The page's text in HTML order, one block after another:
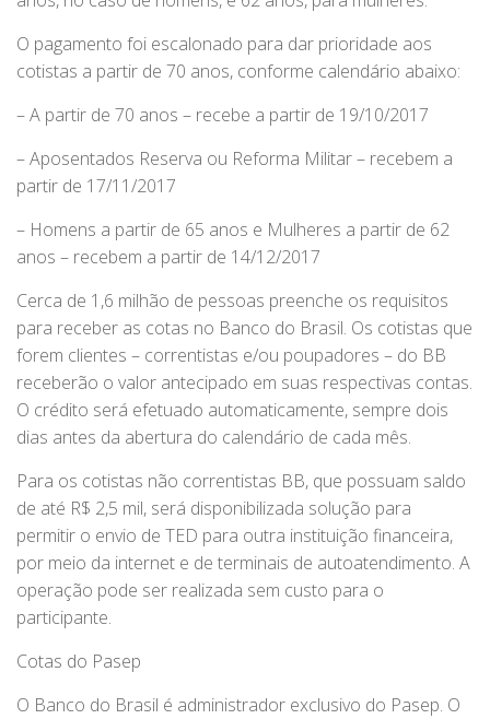
O pagamento foi escalonado para dar prioridade aos
cotistas a partir de 70 anos, conforme calendário abaixo:
– A partir de 70 anos – recebe a partir de 19/10/2017
– Aposentados Reserva ou Reforma Militar – recebem a
partir de 17/11/2017
– Homens a partir de 65 anos e Mulheres a partir de 62
anos – recebem a partir de 14/12/2017
Cerca de 1,6 milhão de pessoas preenche os requisitos
para receber as cotas no Banco do Brasil. Os cotistas que
forem clientes – correntistas e/ou poupadores – do BB
receberão o valor antecipado em suas respectivas contas.
O crédito será efetuado automaticamente, sempre dois
dias antes da abertura do calendário de cada mês.
Para os cotistas não correntistas BB, que possuam saldo
de até R$ 2,5 mil, será disponibilizada solução para
permitir o envio de TED para outra instituição financeira,
por meio da internet e de terminais de autoatendimento. A
operação pode ser realizada sem custo para o
participante.
Cotas do Pasep
O Banco do Brasil é administrador exclusivo do Pasep. O